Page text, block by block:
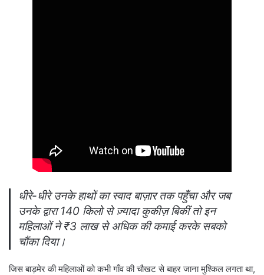
धीरे-धीरे उनके हाथों का स्वाद बाज़ार तक पहुँचा और जब
उनके द्वारा 140 किलो से ज़्यादा कुकीज़ बिकीं तो इन
महिलाओं ने ₹3 लाख से अधिक की कमाई करके सबको
चौंका दिया।
जिस बाड़मेर की महिलाओं को कभी गाँव की चौखट से बाहर जाना मुश्किल लगता था,